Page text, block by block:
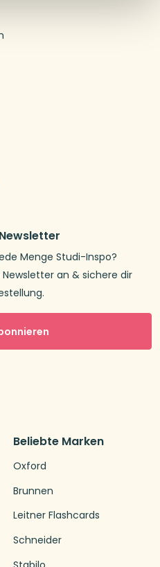
Beliebte Marken
Oxford
Brunnen
Leitner Flashcards
Schneider
Menge Studi-Inspo?
an & sichere dir